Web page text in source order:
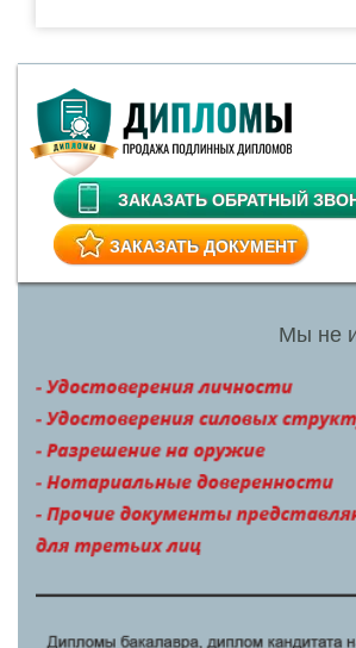
ЗАКАЗАТЬ ОБРАТНЫЙ
ЗАКАЗАТЬ ДОКУМЕНТ
Мы не